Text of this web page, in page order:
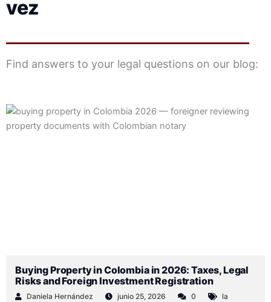
vez
Find answers to your legal questions on our blog:
Buying Property in Colombia in 2026: Taxes, Legal
Risks and Foreign Investment Registration
Publicado
por
Daniela Hernández junio 25, 2026 0
Etiquetas:
la
Publicado
Publicado
por
Publicado
Publicado
por
Publicado